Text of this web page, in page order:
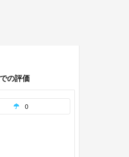
の評価
0